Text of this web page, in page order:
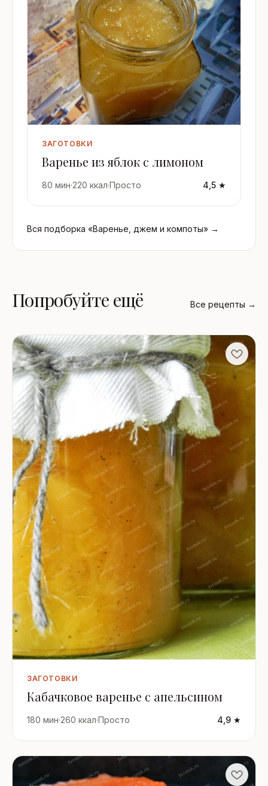
ЗАГОТОВКИ
Варенье из яблок с лимоном
80 мин·220 ккал·Просто 4,5 ★
Вся подборка «Варенье, джем и компоты» →
Попробуйте ещё Все рецепты →
ЗАГОТОВКИ
Кабачковое варенье с апельсином
180 мин·260 ккал·Просто 4,9 ★